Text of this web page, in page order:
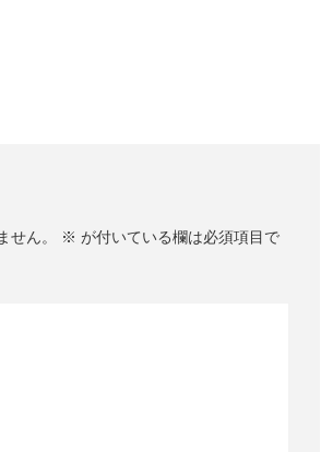
せん。 ※ が付いている欄は必須項目で